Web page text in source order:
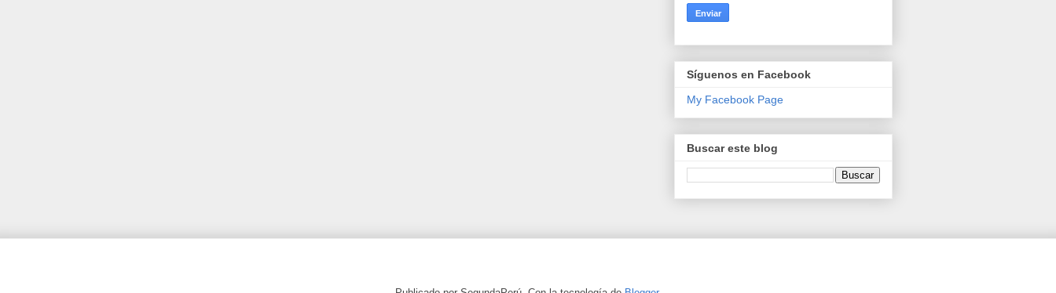
Síguenos en Facebook
My Facebook Page
Buscar este blog